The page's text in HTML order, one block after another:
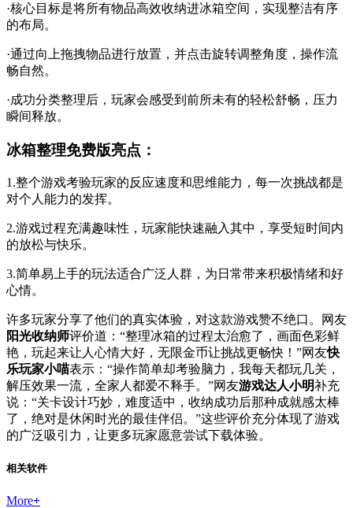
·核心目标是将所有物品高效收纳进冰箱空间，实现整洁有序
的布局。
·通过向上拖拽物品进行放置，并点击旋转调整角度，操作流
畅自然。
·成功分类整理后，玩家会感受到前所未有的轻松舒畅，压力
瞬间释放。
冰箱整理免费版亮点：
1.整个游戏考验玩家的反应速度和思维能力，每一次挑战都是
对个人能力的发挥。
2.游戏过程充满趣味性，玩家能快速融入其中，享受短时间内
的放松与快乐。
3.简单易上手的玩法适合广泛人群，为日常带来积极情绪和好
心情。
许多玩家分享了他们的真实体验，对这款游戏赞不绝口。网友
阳光收纳师评价道：“整理冰箱的过程太治愈了，画面色彩鲜
艳，玩起来让人心情大好，无限金币让挑战更畅快！”网友快
乐玩家小喵表示：“操作简单却考验脑力，我每天都玩几关，
解压效果一流，全家人都爱不释手。”网友游戏达人小明补充
说：“关卡设计巧妙，难度适中，收纳成功后那种成就感太棒
了，绝对是休闲时光的最佳伴侣。”这些评价充分体现了游戏
的广泛吸引力，让更多玩家愿意尝试下载体验。
相关软件
More+